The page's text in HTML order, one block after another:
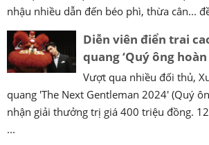
nhậu nhiều dẫn đến béo phì, thừa cân...
Diễn viên điển trai
quang ‘Quý ông hoàn
Vượt qua nhiều đối thủ,
quang 'The Next Gentleman 2024' (Quý
nhận giải thưởng trị giá 400 triệu đồng.
...